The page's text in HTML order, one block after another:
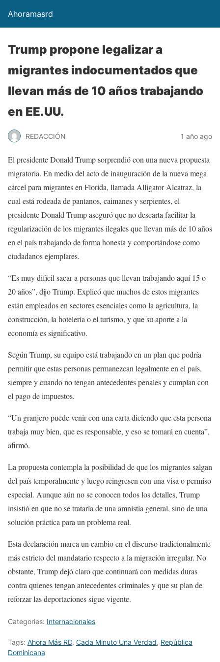
Ahoramasrd
Trump propone legalizar a
migrantes indocumentados que
llevan más de 10 años trabajando
en EE.UU.
REDACCIÓN 1 año ago
El presidente Donald Trump sorprendió con una nueva propuesta
migratoria. En medio del acto de inauguración de la nueva mega
cárcel para migrantes en Florida, llamada Alligator Alcatraz, la
cual está rodeada de pantanos, caimanes y serpientes, el
presidente Donald Trump aseguró que no descarta facilitar la
regularización de los migrantes ilegales que llevan más de 10 años
en el país trabajando de forma honesta y comportándose como
ciudadanos ejemplares.
“Es muy difícil sacar a personas que llevan trabajando aquí 15 o
20 años”, dijo Trump. Explicó que muchos de estos migrantes
están empleados en sectores esenciales como la agricultura, la
construcción, la hotelería o el turismo, y que su aporte a la
economía es significativo.
Según Trump, su equipo está trabajando en un plan que podría
permitir que estas personas permanezcan legalmente en el país,
siempre y cuando no tengan antecedentes penales y cumplan con
el pago de impuestos.
“Un granjero puede venir con una carta diciendo que esta persona
trabaja muy bien, que es responsable, y eso se tomará en cuenta”,
afirmó.
La propuesta contempla la posibilidad de que los migrantes salgan
del país temporalmente y luego reingresen con una visa o permiso
especial. Aunque aún no se conocen todos los detalles, Trump
insistió en que no se trataría de una amnistía general, sino de una
solución práctica para un problema real.
Esta declaración marca un cambio en el discurso tradicionalmente
más estricto del mandatario respecto a la migración irregular. No
obstante, Trump dejó claro que continuará con medidas duras
contra quienes tengan antecedentes criminales y que su plan de
reforzar las deportaciones sigue vigente.
Categories: Internacionales
Tags: Ahora Más RD, Cada Minuto Una Verdad, República
Dominicana